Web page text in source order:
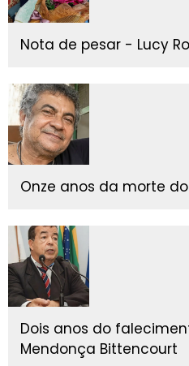
Nota de pesar - Lucy
Onze anos da morte
Dois anos do
Mendonça Bittencourt